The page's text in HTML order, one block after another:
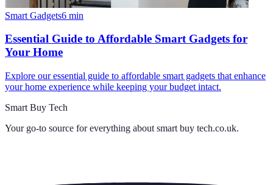
Smart Gadgets6 min
Essential Guide to Affordable Smart Gadgets for
Your Home
Explore our essential guide to affordable smart gadgets that enhance
your home experience while keeping your budget intact.
Smart Buy Tech
Your go-to source for everything about smart buy tech.co.uk.